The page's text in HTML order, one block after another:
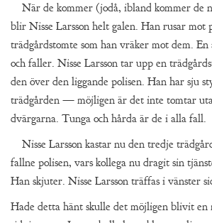
När de kommer (jodå, ibland kommer de
blir Nisse Larsson helt galen. Han rusar mot
trädgårdstomte som han vräker mot dem.
och faller. Nisse Larsson tar upp en
den över den liggande polisen. Han har sju
trädgården — möjligen är det inte tomtar
dvärgarna. Tunga och hårda är de i alla fall.
Nisse Larsson kastar nu den tredje
fallne polisen, vars kollega nu dragit sin
Han skjuter. Nisse Larsson träffas i vänster
Hade detta hänt skulle det möjligen blivit